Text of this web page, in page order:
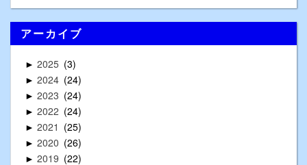
アーカイブ
► 2025 3
► 2024 24
► 2023 24
► 2022 24
► 2021 25
► 2020 26
► 2019 22